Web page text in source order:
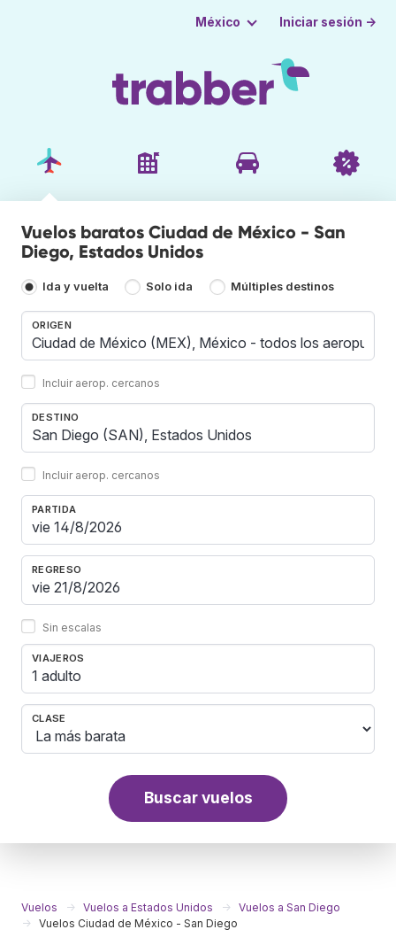
México Iniciar sesión →
Vuelos baratos Ciudad de México - San
Diego, Estados Unidos
Ida y vuelta Solo ida Múltiples destinos
ORIGEN
Incluir aerop. cercanos
DESTINO
Incluir aerop. cercanos
PARTIDA
REGRESO
Sin escalas
VIAJEROS
1 adulto
CLASE
Buscar vuelos
Vuelos Vuelos a Estados Unidos
Vuelos a San Diego
Vuelos Ciudad de México - San Diego